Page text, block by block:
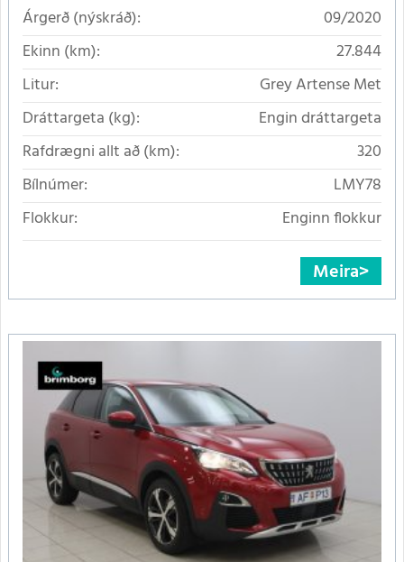
Árgerð (nýskráð):
09/2020
Ekinn (km):
27.844
Litur:
Grey Artense Met
Dráttargeta (kg):
Engin dráttargeta
Rafdrægni allt að (km):
320
Bílnúmer:
LMY78
Flokkur:
Enginn flokkur
Meira